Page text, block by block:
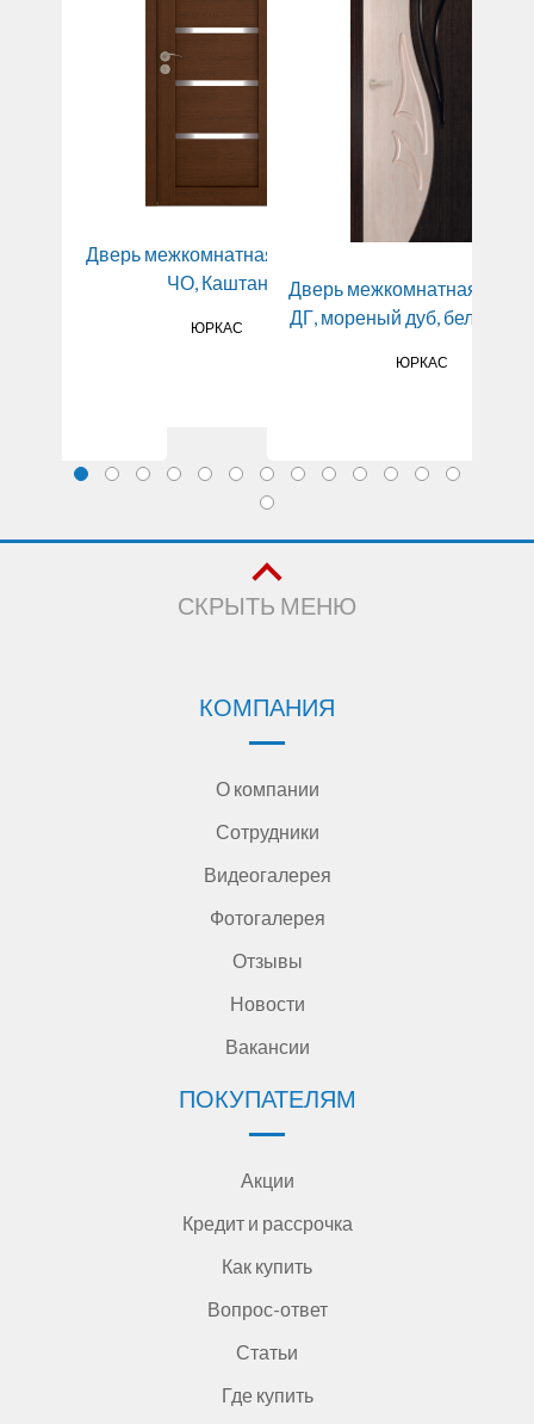
Дверь межкомнатная Квартет
ЧО, Каштан
ЮРКАС
Дверь межкомнатная
ДГ, мореный дуб, беленый
ЮРКАС
СКРЫТЬ МЕНЮ
КОМПАНИЯ
О компании
Сотрудники
Видеогалерея
Фотогалерея
Отзывы
Новости
Вакансии
ПОКУПАТЕЛЯМ
Акции
Кредит и рассрочка
Как купить
Вопрос-ответ
Статьи
Где купить